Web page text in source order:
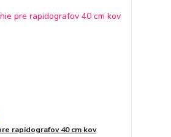
rapidografov 40 cm kov